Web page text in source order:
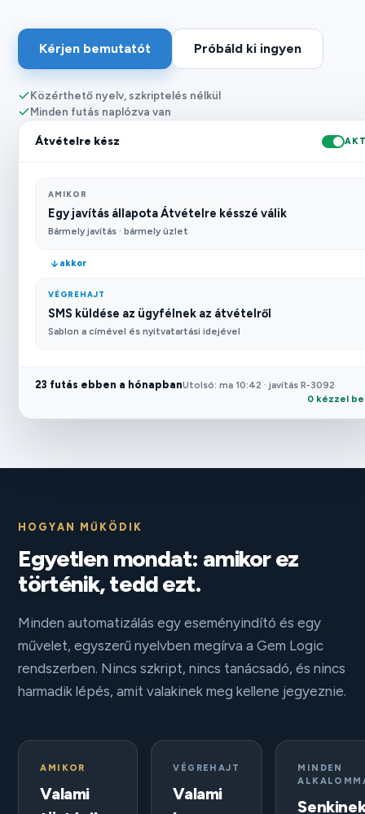
Kérjen bemutatót Próbáld ki ingyen
Közérthető nyelv, szkriptelés nélkül
Minden futás naplózva van
Átvételre kész
AMIKOR
Egy javítás állapota Átvételre késszé válik
Bármely javítás · bármely üzlet
akkor
VÉGREHAJT
SMS küldése az ügyfélnek az átvételről
Sablon a címével és nyitvatartási idejével
23 futás ebben a hónapbanUtolsó: ma 10:42 · javítás R-3092
0 kézzel
HOGYAN MŰKÖDIK
Egyetlen mondat: amikor ez
történik, tedd ezt.
Minden automatizálás egy eseményindító és egy
művelet, egyszerű nyelvben megírva a Gem Logic
rendszerben. Nincs szkript, nincs tanácsadó, és nincs
harmadik lépés, amit valakinek meg kellene jegyeznie.
AMIKOR
Valami
VÉGREHAJT
Valami
MINDEN